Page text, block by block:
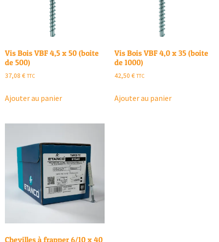
Vis Bois VBF 4,5 x 50 (boite
de 500)
37,08 € TTC
Ajouter au panier
Vis Bois VBF 4,0 x 35 (boite
de 1000)
42,50 € TTC
Ajouter au panier
Chevilles à frapper 6/10 x 40